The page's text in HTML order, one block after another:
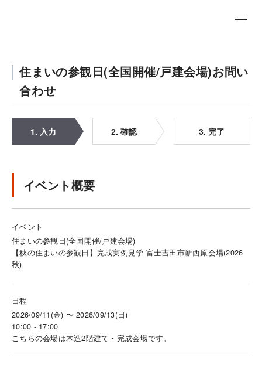
住まいの参観日(全国開催/戸建会場)お問い
合わせ
1. 入力 2. 確認 3. 完了
イベント概要
イベント
住まいの参観日(全国開催/戸建会場)
【秋の住まいの参観日】完成実例見学 富士吉田市新西原会場(2026
秋)
日程
2026/09/11(金) 〜 2026/09/13(日)
10:00 - 17:00
こちらの会場は木造2階建て・完成会場です。